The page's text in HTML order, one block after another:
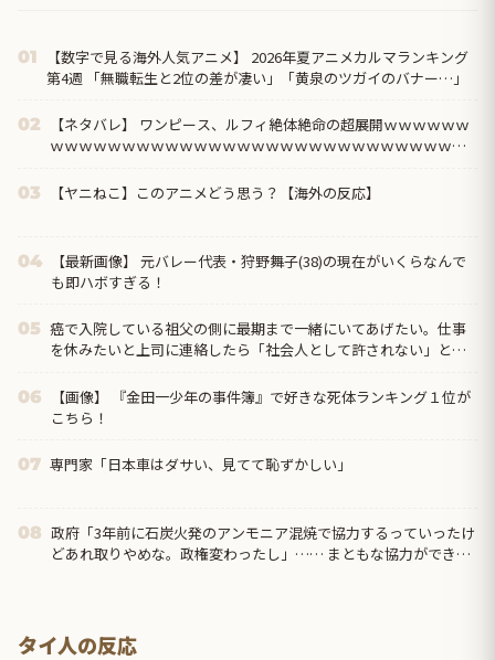
01
【数字で見る海外人気アニメ】 2026年夏アニメカルマランキング
第4週 「無職転生と2位の差が凄い」「黄泉のツガイのバナー…」
02
【ネタバレ】 ワンピース、ルフィ絶体絶命の超展開ｗｗｗｗｗｗ
ｗｗｗｗｗｗｗｗｗｗｗｗｗｗｗｗｗｗｗｗｗｗｗｗｗｗｗｗｗ
03 【ヤニねこ】このアニメどう思う？【海外の反応】
04
【最新画像】 元バレー代表・狩野舞子(38)の現在がいくらなんで
も即ハボすぎる！
05 癌で入院している祖父の側に最期まで一緒にいてあげたい。仕事
を休みたいと上司に連絡したら「社会人として許されない」と却
06
【画像】 『金田一少年の事件簿』で好きな死体ランキング１位が
こちら！
07 専門家「日本車はダサい、見てて恥ずかしい」
08 政府「3年前に石炭火発のアンモニア混焼で協力するっていったけ
どあれ取りやめな。政権変わったし」…… まともな協力ができな
タイ人の反応